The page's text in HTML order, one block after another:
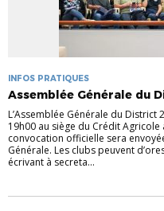
INFOS PRATIQUES
Assemblée Générale du
L’Assemblée Générale du
19h00 au siège du Crédit Agricole
convocation officielle sera
Générale. Les clubs peuvent
écrivant à secreta...